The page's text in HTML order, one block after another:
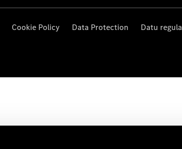
Cookie Policy Data Protection Datu regula